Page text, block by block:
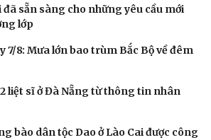
đã sẵn sàng cho những yêu cầu mới
lớp
7/8: Mưa lớn bao trùm Bắc Bộ về đêm
liệt sĩ ở Đà Nẵng từ thông tin nhân
bào dân tộc Dao ở Lào Cai được công